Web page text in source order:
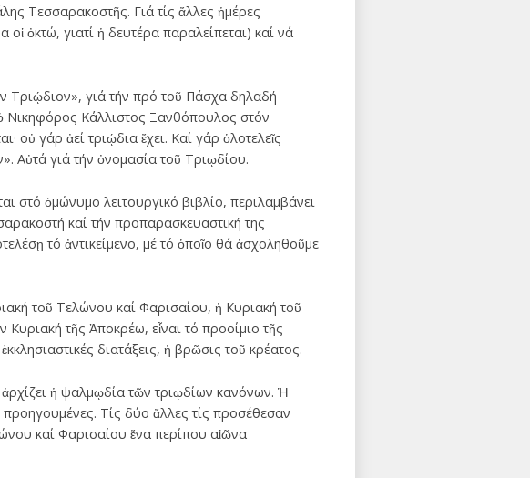
Τεσσαρακοστῆς. Γιά τίς ἄλλες ἡμέρες
ὀκτώ, γιατί ἡ δευτέρα παραλείπεται) καί νά
Τριῴδιον», γιά τήν πρό τοῦ Πάσχα δηλαδή
ὁ Νικηφόρος Κάλλιστος Ξανθόπουλος στόν
γάρ ἀεί τριῴδια ἔχει. Καί γάρ ὁλοτελεῖς
Αὐτά γιά τήν ὀνομασία τοῦ Τριῳδίου.
στό ὁμώνυμο λειτουργικό βιβλίο, περιλαμβάνει
καί τήν προπαρασκευαστική της
τό ἀντικείμενο, μέ τό ὁποῖο θά ἀσχοληθοῦμε
τοῦ Τελώνου καί Φαρισαίου, ἡ Κυριακή τοῦ
τῆς Ἀποκρέω, εἶναι τό προοίμιο τῆς
διατάξεις, ἡ βρῶσις τοῦ κρέατος.
ἡ ψαλμῳδία τῶν τριῳδίων κανόνων. Ἡ
προηγουμένες. Τίς δύο ἄλλες τίς προσέθεσαν
καί Φαρισαίου ἕνα περίπου αἰῶνα